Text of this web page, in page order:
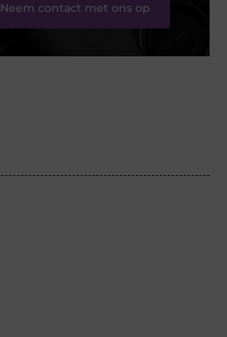
Neem contact met ons op